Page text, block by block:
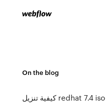
On the blog
كيفية تنزيل redhat 7.4 iso